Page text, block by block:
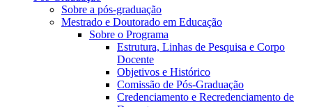
Sobre a pós-graduação
Mestrado e Doutorado em Educação
Sobre o Programa
Estrutura, Linhas de Pesquisa e Corpo
Docente
Objetivos e Histórico
Comissão de Pós-Graduação
Credenciamento e Recredenciamento de